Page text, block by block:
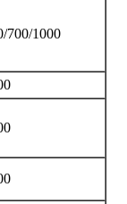
700/1000